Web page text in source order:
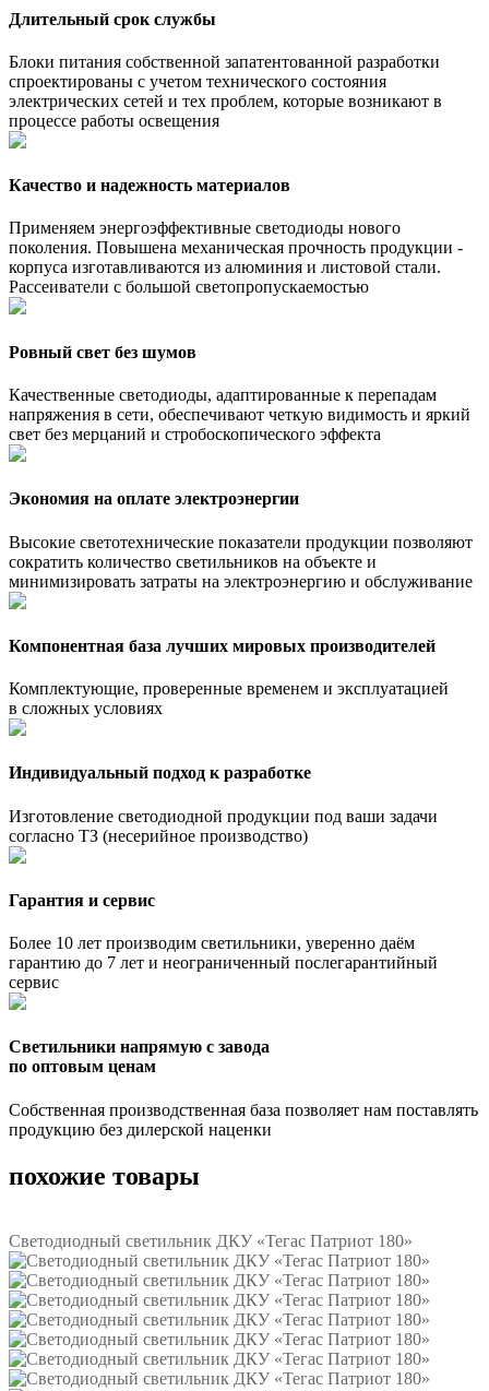
Длительный срок службы
Блоки питания собственной запатентованной разработки
спроектированы с учетом технического состояния
электрических сетей и тех проблем, которые возникают в
процессе работы освещения
Качество и надежность материалов
Применяем энергоэффективные светодиоды нового
поколения. Повышена механическая прочность продукции -
корпуса изготавливаются из алюминия и листовой стали.
Рассеиватели с большой светопропускаемостью
Ровный свет без шумов
Качественные светодиоды, адаптированные к перепадам
напряжения в сети, обеспечивают четкую видимость и яркий
свет без мерцаний и стробоскопического эффекта
Экономия на оплате электроэнергии
Высокие светотехнические показатели продукции позволяют
сократить количество светильников на объекте и
минимизировать затраты на электроэнергию и обслуживание
Компонентная база лучших мировых производителей
Комплектующие, проверенные временем и эксплуатацией
в сложных условиях
Индивидуальный подход к разработке
Изготовление светодиодной продукции под ваши задачи
согласно ТЗ (несерийное производство)
Гарантия и сервис
Более 10 лет производим светильники, уверенно даём
гарантию до 7 лет и неограниченный послегарантийный
сервис
Светильники напрямую с завода
по оптовым ценам
Собственная производственная база позволяет нам поставлять
продукцию без дилерской наценки
похожие товары
Светодиодный светильник ДКУ «Тегас Патриот 180»